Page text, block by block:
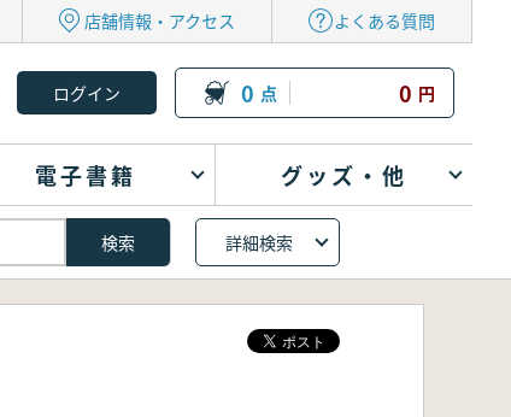
店舗情報・アクセス よくある質問
0 点 0 円
電子書籍 グッズ・他
詳細検索